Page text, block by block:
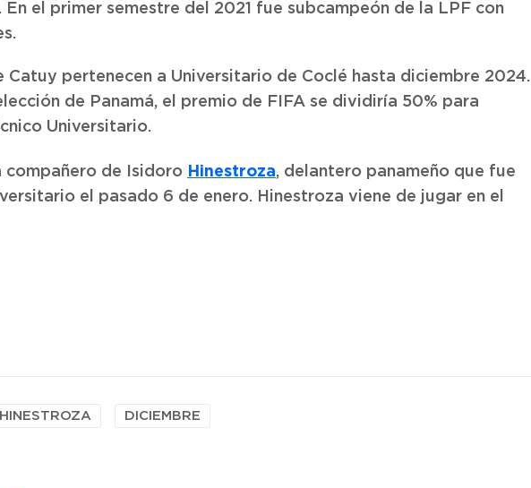
En el primer semestre del 2021 fue subcampeón de la LPF con
Catuy pertenecen a Universitario de Coclé hasta diciembre 2024.
de Panamá, el premio de FIFA se dividiría 50% para
Universitario.
compañero de Isidoro Hinestroza, delantero panameño que fue
el pasado 6 de enero. Hinestroza viene de jugar en el
HINESTROZA DICIEMBRE